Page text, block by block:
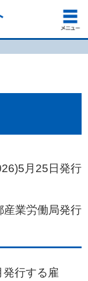
月25日発行
産業労働局発行
行する雇